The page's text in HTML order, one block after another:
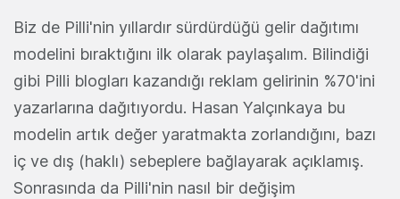
Biz de Pilli'nin yıllardır sürdürdüğü gelir dağıtımı
modelini bıraktığını ilk olarak paylaşalım. Bilindiği
gibi Pilli blogları kazandığı reklam gelirinin %70'ini
yazarlarına dağıtıyordu. Hasan Yalçınkaya bu
modelin artık değer yaratmakta zorlandığını, bazı
iç ve dış (haklı) sebeplere bağlayarak açıklamış.
Sonrasında da Pilli'nin nasıl bir değişim